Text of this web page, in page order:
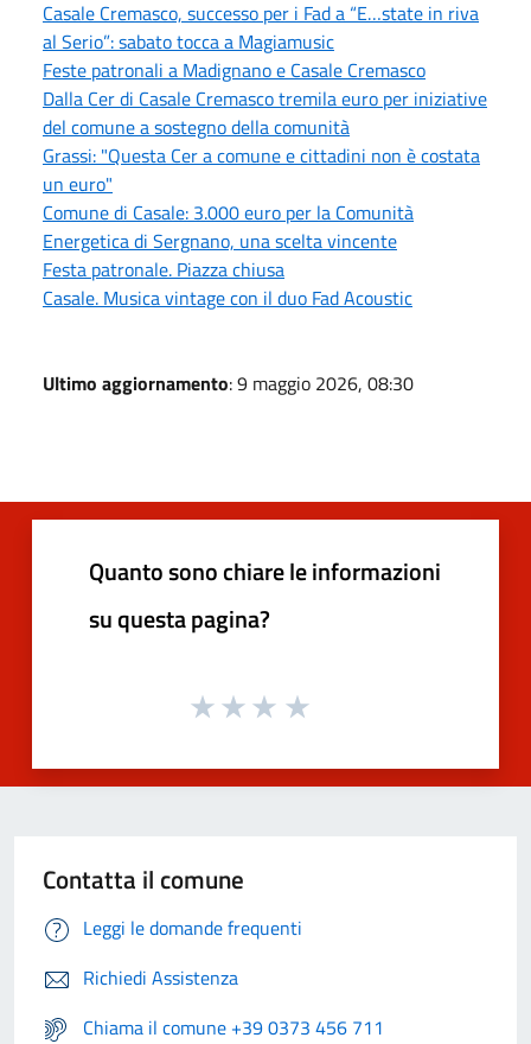
Casale Cremasco, successo per i Fad a “E…state in riva
al Serio”: sabato tocca a Magiamusic
Feste patronali a Madignano e Casale Cremasco
Dalla Cer di Casale Cremasco tremila euro per iniziative
del comune a sostegno della comunità
Grassi: "Questa Cer a comune e cittadini non è costata
un euro"
Comune di Casale: 3.000 euro per la Comunità
Energetica di Sergnano, una scelta vincente
Festa patronale. Piazza chiusa
Casale. Musica vintage con il duo Fad Acoustic
Ultimo aggiornamento: 9 maggio 2026, 08:30
Quanto sono chiare le informazioni
su questa pagina?
Contatta il comune
Leggi le domande frequenti
Richiedi Assistenza
Chiama il comune +39 0373 456 711